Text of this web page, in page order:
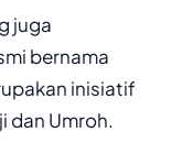
juga
bernama
inisiatif
dan Umroh.